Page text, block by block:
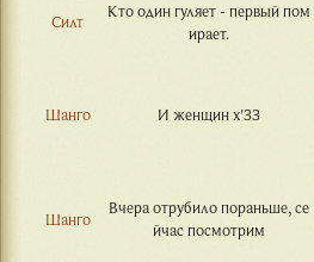
Силт
Кто один гуляет - первый пом
ирает.
Шанго И женщин х'ЗЗ
Шанго
Вчера отрубило пораньше, се
йчас посмотрим